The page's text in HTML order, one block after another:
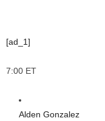
[ad_1]
7:00 ET
Alden Gonzalez